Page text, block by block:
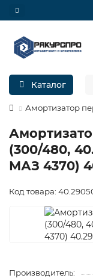
Каталог
Амортизатор
(300/480,
МАЗ 4370)
Код товара:
Производитель: